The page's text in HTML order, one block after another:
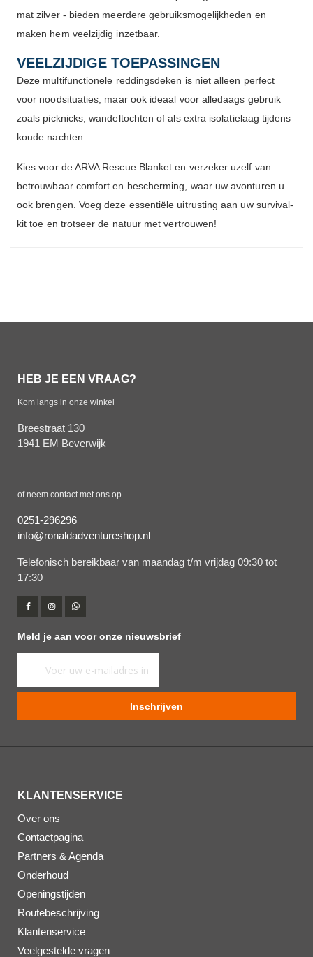
mat zilver - bieden meerdere gebruiksmogelijkheden en
maken hem veelzijdig inzetbaar.
VEELZIJDIGE TOEPASSINGEN
Deze multifunctionele reddingsdeken is niet alleen perfect
voor noodsituaties, maar ook ideaal voor alledaags gebruik
zoals picknicks, wandeltochten of als extra isolatielaag tijdens
koude nachten.
Kies voor de ARVA Rescue Blanket en verzeker uzelf van
betrouwbaar comfort en bescherming, waar uw avonturen u
ook brengen. Voeg deze essentiële uitrusting aan uw survival-
kit toe en trotseer de natuur met vertrouwen!
HEB JE EEN VRAAG?
Kom langs in onze winkel
Breestraat 130
1941 EM Beverwijk
of neem contact met ons op
0251-296296
info@ronaldadventureshop.nl
Telefonisch bereikbaar van maandag t/m vrijdag 09:30 tot
17:30
Meld je aan voor onze nieuwsbrief
op
Inschrijven
KLANTENSERVICE
Over ons
Contactpagina
Partners & Agenda
Onderhoud
Openingstijden
Routebeschrijving
Klantenservice
Veelgestelde vragen